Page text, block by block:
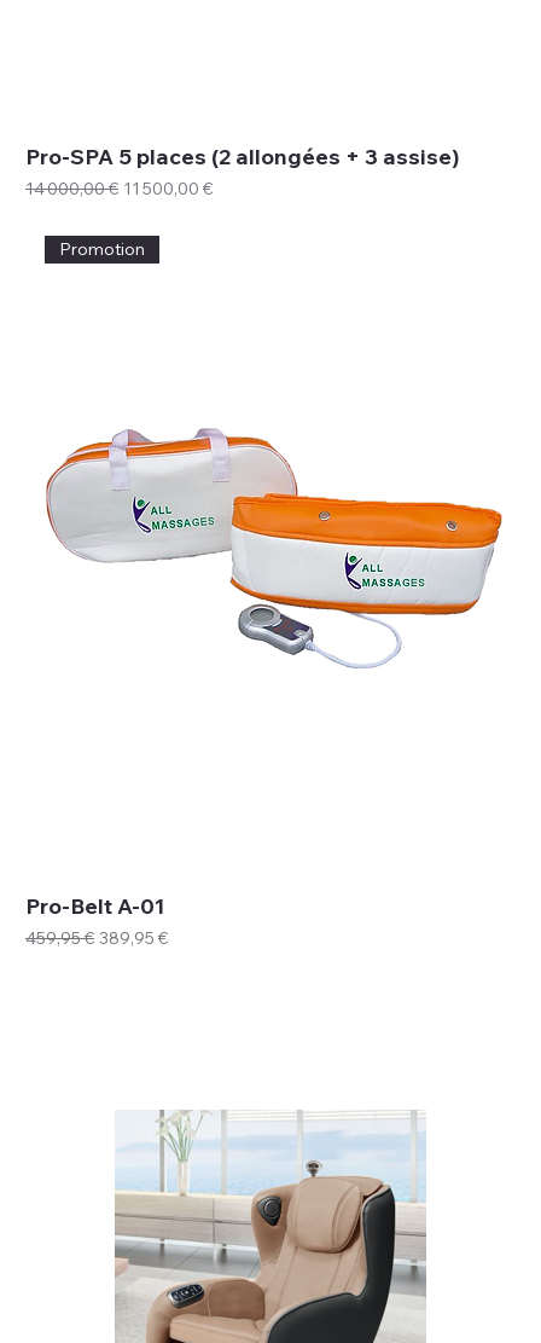
Pro-SPA 5 places (2 allongées + 3 assise)
Prix original
14 000,00 € Prix promotionnel
11 500,00 €
Promotion
Pro-Belt A-01
Prix original
459,95 € Prix promotionnel
389,95 €